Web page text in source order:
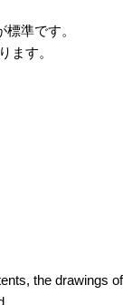
準です。
ます。
the drawings of